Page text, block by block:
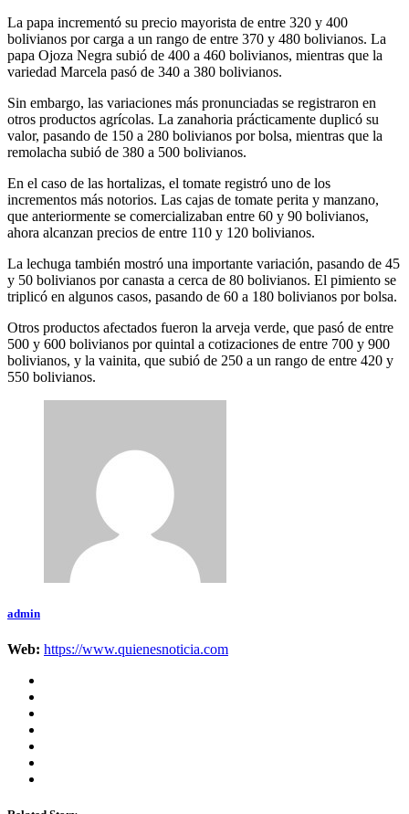
La papa incrementó su precio mayorista de entre 320 y 400
bolivianos por carga a un rango de entre 370 y 480 bolivianos. La
papa Ojoza Negra subió de 400 a 460 bolivianos, mientras que la
variedad Marcela pasó de 340 a 380 bolivianos.
Sin embargo, las variaciones más pronunciadas se registraron en
otros productos agrícolas. La zanahoria prácticamente duplicó su
valor, pasando de 150 a 280 bolivianos por bolsa, mientras que la
remolacha subió de 380 a 500 bolivianos.
En el caso de las hortalizas, el tomate registró uno de los
incrementos más notorios. Las cajas de tomate perita y manzano,
que anteriormente se comercializaban entre 60 y 90 bolivianos,
ahora alcanzan precios de entre 110 y 120 bolivianos.
La lechuga también mostró una importante variación, pasando de 45
y 50 bolivianos por canasta a cerca de 80 bolivianos. El pimiento se
triplicó en algunos casos, pasando de 60 a 180 bolivianos por bolsa.
Otros productos afectados fueron la arveja verde, que pasó de entre
500 y 600 bolivianos por quintal a cotizaciones de entre 700 y 900
bolivianos, y la vainita, que subió de 250 a un rango de entre 420 y
550 bolivianos.
admin
Web: https://www.quienesnoticia.com